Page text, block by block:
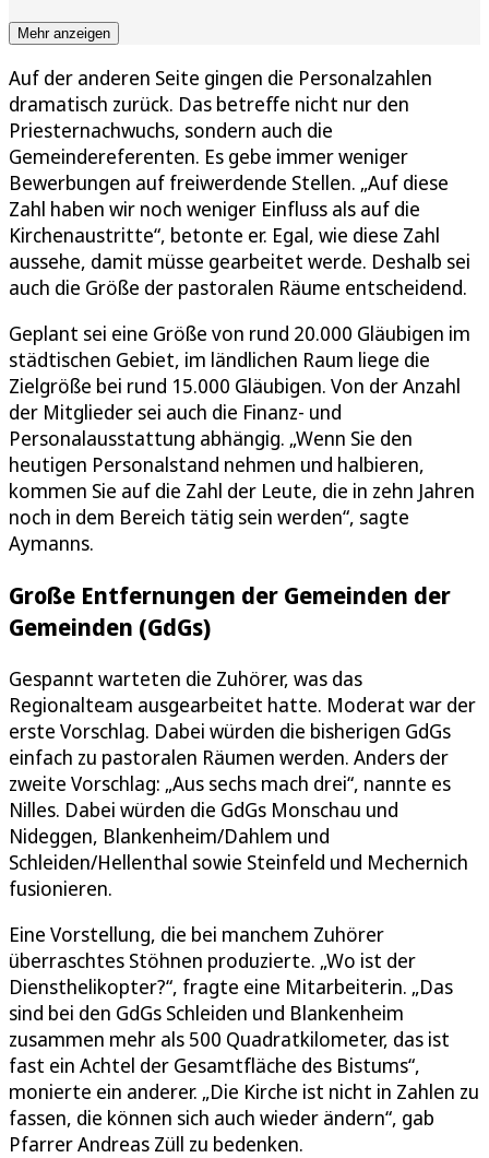
Mehr anzeigen
Auf der anderen Seite gingen die Personalzahlen
dramatisch zurück. Das betreffe nicht nur den
Priesternachwuchs, sondern auch die
Gemeindereferenten. Es gebe immer weniger
Bewerbungen auf freiwerdende Stellen. „Auf diese
Zahl haben wir noch weniger Einfluss als auf die
Kirchenaustritte“, betonte er. Egal, wie diese Zahl
aussehe, damit müsse gearbeitet werde. Deshalb sei
auch die Größe der pastoralen Räume entscheidend.
Geplant sei eine Größe von rund 20.000 Gläubigen im
städtischen Gebiet, im ländlichen Raum liege die
Zielgröße bei rund 15.000 Gläubigen. Von der Anzahl
der Mitglieder sei auch die Finanz- und
Personalausstattung abhängig. „Wenn Sie den
heutigen Personalstand nehmen und halbieren,
kommen Sie auf die Zahl der Leute, die in zehn Jahren
noch in dem Bereich tätig sein werden“, sagte
Aymanns.
Große Entfernungen der Gemeinden der
Gemeinden (GdGs)
Gespannt warteten die Zuhörer, was das
Regionalteam ausgearbeitet hatte. Moderat war der
erste Vorschlag. Dabei würden die bisherigen GdGs
einfach zu pastoralen Räumen werden. Anders der
zweite Vorschlag: „Aus sechs mach drei“, nannte es
Nilles. Dabei würden die GdGs Monschau und
Nideggen, Blankenheim/Dahlem und
Schleiden/Hellenthal sowie Steinfeld und Mechernich
fusionieren.
Eine Vorstellung, die bei manchem Zuhörer
überraschtes Stöhnen produzierte. „Wo ist der
Diensthelikopter?“, fragte eine Mitarbeiterin. „Das
sind bei den GdGs Schleiden und Blankenheim
zusammen mehr als 500 Quadratkilometer, das ist
fast ein Achtel der Gesamtfläche des Bistums“,
monierte ein anderer. „Die Kirche ist nicht in Zahlen zu
fassen, die können sich auch wieder ändern“, gab
Pfarrer Andreas Züll zu bedenken.